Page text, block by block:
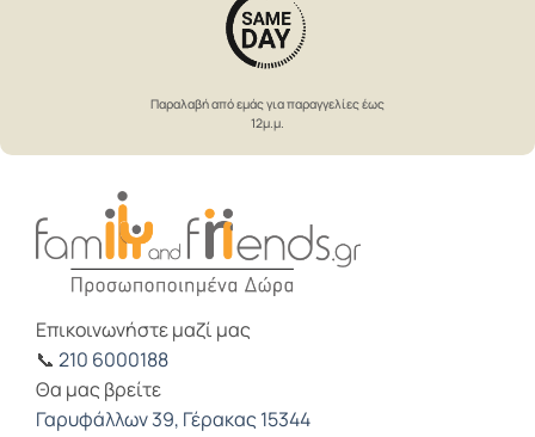
Παραλαβή από εμάς για παραγγελίες έως
12μ.μ.
Επικοινωνήστε μαζί μας
📞 210 6000188
Θα μας βρείτε
Γαρυφάλλων 39, Γέρακας 15344